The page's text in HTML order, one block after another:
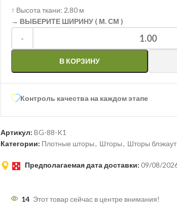
↑ Высота ткани: 2.80 м
→ ВЫБЕРИТЕ ШИРИНУ ( М. СМ )
- 1.00
В КОРЗИНУ
Контроль качества на каждом этапе
Артикул: BG-88-K1
Категории: Плотные шторы, Шторы, Шторы блэкаут
Предполагаемая дата доставки: 09/08/
14 Этот товар сейчас в центре внимания!